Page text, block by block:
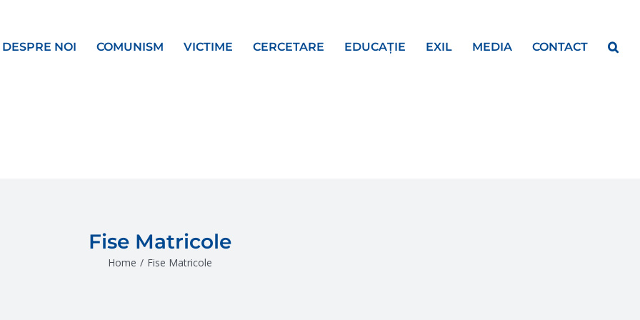
DESPRE NOI COMUNISM VICTIME CERCETARE EDUCAȚIE EXIL MEDIA CONTACT
Fise Matricole
Home / Fise Matricole